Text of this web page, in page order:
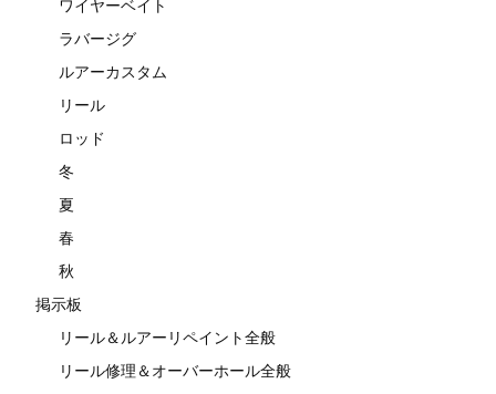
ワイヤーベイト
ラバージグ
ルアーカスタム
リール
ロッド
冬
夏
春
秋
掲示板
リール＆ルアーリペイント全般
リール修理＆オーバーホール全般